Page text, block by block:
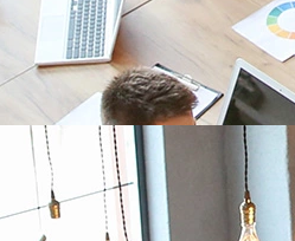
et sesdeux sondes déportées, il
des sols sur 2 profondeurs
sur la profondeur de gel et de
de ce capteur de température et son
données fiables et exploitables tout au
TEMP2S va permettre de
connaître
la chaussée et d’anticiper ses
obtenus les sociétés spécialisées
dans le temps
, adapté à
et aux évolutions